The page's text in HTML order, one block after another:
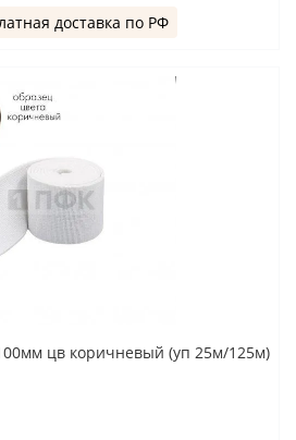
доставка по РФ
цв коричневый (уп 25м/125м)